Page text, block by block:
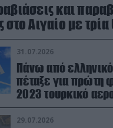
και
στο Αιγαίο με τρία
31.07.2026
Πάνω από
πέταξε για πρώτη
2023 τουρκικό
29.07.2026